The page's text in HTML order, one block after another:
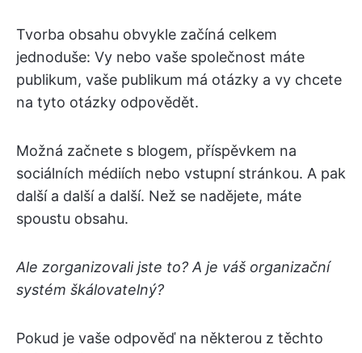
Tvorba obsahu obvykle začíná celkem
jednoduše: Vy nebo vaše společnost máte
publikum, vaše publikum má otázky a vy chcete
na tyto otázky odpovědět.
Možná začnete s blogem, příspěvkem na
sociálních médiích nebo vstupní stránkou. A pak
další a další a další. Než se nadějete, máte
spoustu obsahu.
Ale zorganizovali jste to? A je váš organizační
systém škálovatelný?
Pokud je vaše odpověď na některou z těchto